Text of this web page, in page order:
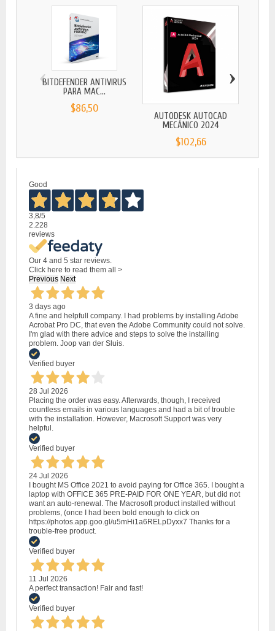
BITDEFENDER ANTIVIRUS
PARA MAC...
$86,50
AUTODESK AUTOCAD
MECÁNICO 2024
$102,66
‹ ›
Good
3,8/5
2.228
reviews
Our 4 and 5 star reviews.
Click here to read them all >
Previous Next
3 days ago
A fine and helpfull company. I had problems by installing Adobe
Acrobat Pro DC, that even the Adobe Community could not solve.
I'm glad with there advice and steps to solve the installing
problem. Joop van der Sluis.
Verified buyer
28 Jul 2026
Placing the order was easy. Afterwards, though, I received
countless emails in various languages and had a bit of trouble
with the installation. However, Macrosoft Support was very
helpful.
Verified buyer
24 Jul 2026
I bought MS Office 2021 to avoid paying for Office 365. I bought a
laptop with OFFICE 365 PRE-PAID FOR ONE YEAR, but did not
want an auto-renewal. The Macrosoft product installed without
problems, (once I had been bold enough to click on
https://photos.app.goo.gl/u5mHi1a6RELpDyxx7 Thanks for a
trouble-free product.
Verified buyer
11 Jul 2026
A perfect transaction! Fair and fast!
Verified buyer